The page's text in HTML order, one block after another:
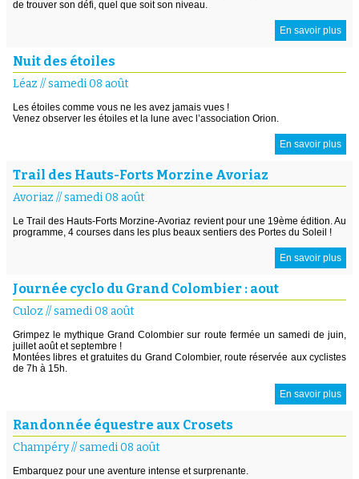
de trouver son défi, quel que soit son niveau.
En savoir plus
Nuit des étoiles
Léaz //samedi 08 août
Les étoiles comme vous ne les avez jamais vues !
Venez observer les étoiles et la lune avec l’association Orion.
En savoir plus
Trail des Hauts-Forts Morzine Avoriaz
Avoriaz //samedi 08 août
Le Trail des Hauts-Forts Morzine-Avoriaz revient pour une 19ème édition. Au
programme, 4 courses dans les plus beaux sentiers des Portes du Soleil !
En savoir plus
Journée cyclo du Grand Colombier : aout
Culoz //samedi 08 août
Grimpez le mythique Grand Colombier sur route fermée un samedi de juin,
juillet août et septembre !
Montées libres et gratuites du Grand Colombier, route réservée aux cyclistes
de 7h à 15h.
En savoir plus
Randonnée équestre aux Crosets
Champéry//samedi 08 août
Embarquez pour une aventure intense et surprenante.